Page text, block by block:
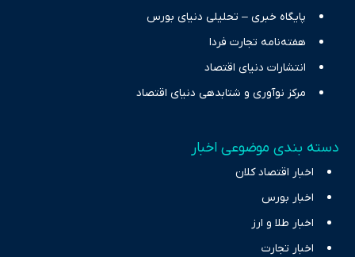
پایگاه خبری – تحلیلی دنیای بورس
هفته‌نامه تجارت فردا
انتشارات دنیای اقتصاد
مرکز نوآوری و شتابدهی دنیای اقتصاد
دسته بندی موضوعی اخبار
اخبار اقتصاد کلان
اخبار بورس
اخبار طلا و ارز
اخبار تجارت